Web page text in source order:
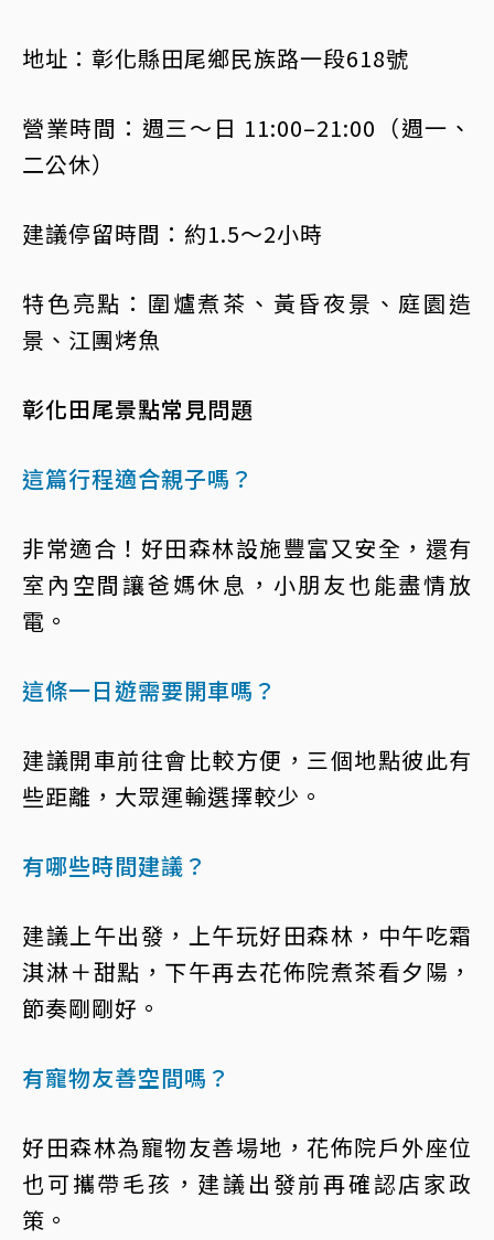
地址：彰化縣田尾鄉民族路一段618號
營業時間：週三～日 11:00–21:00（週一、
二公休）
建議停留時間：約1.5～2小時
特色亮點：圍爐煮茶、黃昏夜景、庭園造
景、江團烤魚
彰化田尾景點常見問題
這篇行程適合親子嗎？
非常適合！好田森林設施豐富又安全，還有
室內空間讓爸媽休息，小朋友也能盡情放
電。
這條一日遊需要開車嗎？
建議開車前往會比較方便，三個地點彼此有
些距離，大眾運輸選擇較少。
有哪些時間建議？
建議上午出發，上午玩好田森林，中午吃霜
淇淋＋甜點，下午再去花佈院煮茶看夕陽，
節奏剛剛好。
有寵物友善空間嗎？
好田森林為寵物友善場地，花佈院戶外座位
也可攜帶毛孩，建議出發前再確認店家政
策。